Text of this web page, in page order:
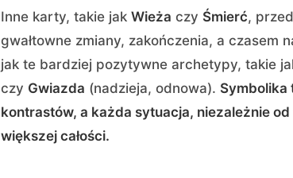
Inne karty, takie jak Wieża czy Śmierć,
gwałtowne zmiany, zakończenia, a czasem
jak te bardziej pozytywne archetypy, takie
czy Gwiazda (nadzieja, odnowa). Symbolika
kontrastów, a każda sytuacja, niezależnie
większej całości.